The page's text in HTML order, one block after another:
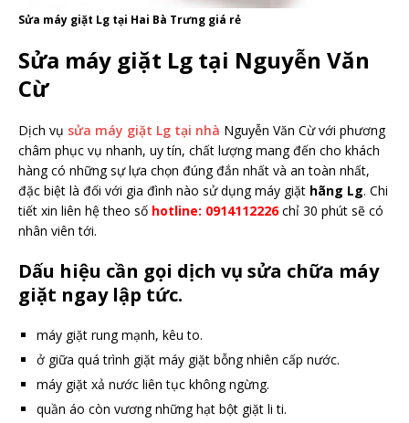
Sửa máy giặt Lg tại Hai Bà Trưng giá rẻ
Sửa máy giặt Lg tại Nguyễn Văn
Cừ
Dịch vụ sửa máy giặt Lg tại nhà Nguyễn Văn Cừ với phương
châm phục vụ nhanh, uy tín, chất lượng mang đến cho khách
hàng có những sự lựa chọn đúng đắn nhất và an toàn nhất,
đặc biệt là đối với gia đình nào sử dụng máy giặt hãng Lg. Chi
tiết xin liên hệ theo số hotline: 0914112226chỉ 30 phút sẽ có
nhân viên tới.
Dấu hiệu cần gọi dịch vụ sửa chữa máy
giặt ngay lập tức.
máy giặt rung mạnh, kêu to.
ở giữa quá trình giặt máy giặt bỗng nhiên cấp nước.
máy giặt xả nước liên tục không ngừng.
quần áo còn vương những hạt bột giặt li ti.